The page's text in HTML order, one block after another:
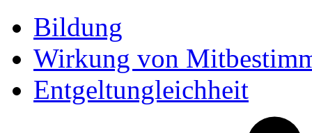
Bildung
Wirkung von
Entgeltungleichheit